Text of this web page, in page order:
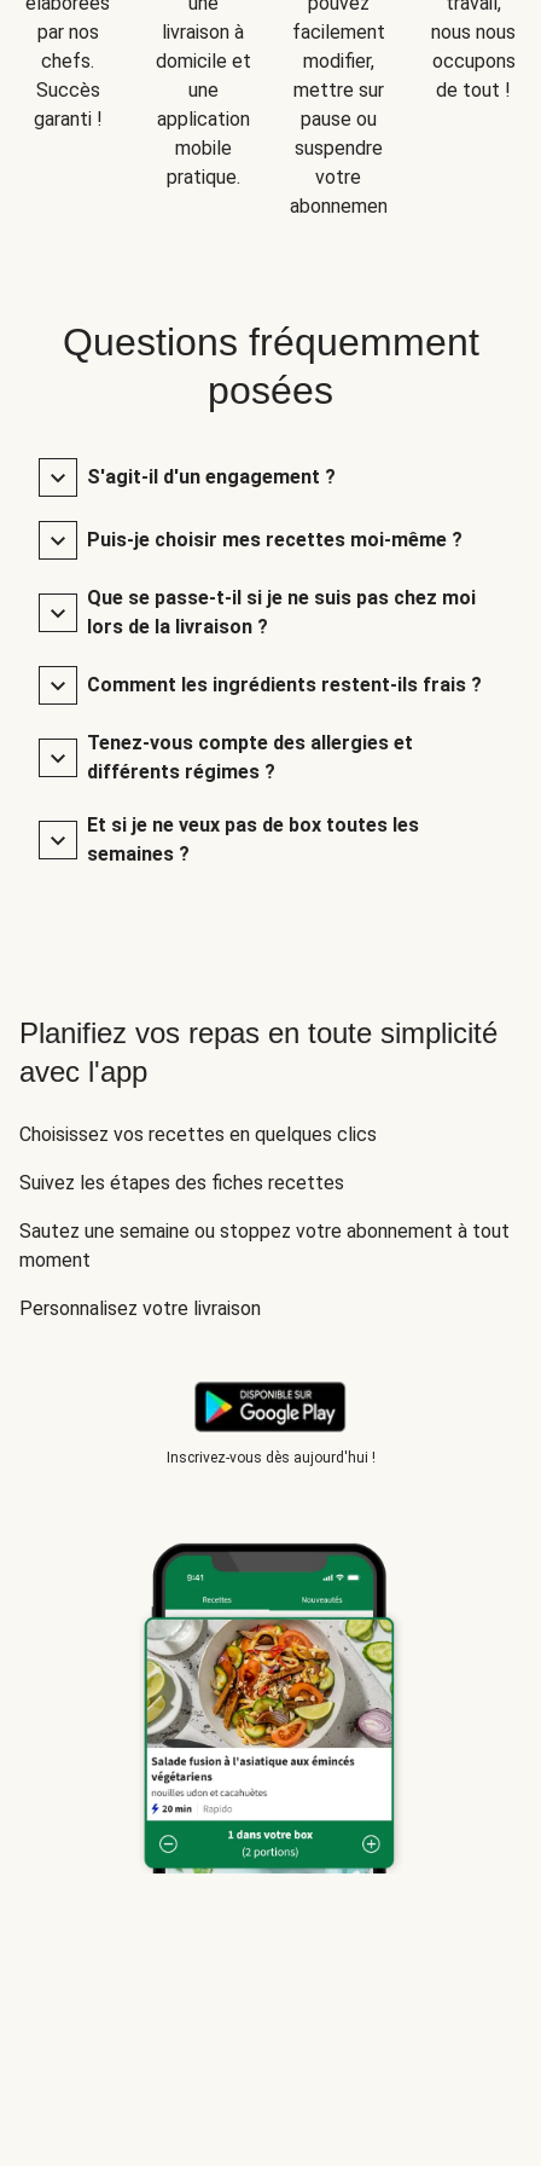
par nos
chefs.
Succès
garanti !
livraison à
domicile et
une
application
mobile
pratique.
facilement
modifier,
mettre sur
pause ou
suspendre
votre
abonnement.
nous nous
occupons
de tout !
Questions fréquemment
posées
S'agit-il d'un engagement ?
Puis-je choisir mes recettes moi-même ?
Que se passe-t-il si je ne suis pas chez moi
lors de la livraison ?
Comment les ingrédients restent-ils frais ?
Tenez-vous compte des allergies et
différents régimes ?
Et si je ne veux pas de box toutes les
semaines ?
Planifiez vos repas en toute simplicité
avec l'app
Choisissez vos recettes en quelques clics
Suivez les étapes des fiches recettes
Sautez une semaine ou stoppez votre abonnement à tout
moment
Personnalisez votre livraison
Inscrivez-vous dès aujourd'hui !